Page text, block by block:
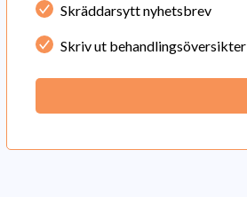
Skräddarsytt nyhetsbrev
Skriv ut behandlingsöversikter